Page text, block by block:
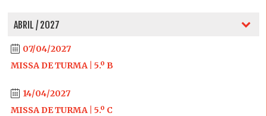
ABRIL / 2027
07/04/2027
MISSA DE TURMA | 5.º B
14/04/2027
MISSA DE TURMA | 5.º C